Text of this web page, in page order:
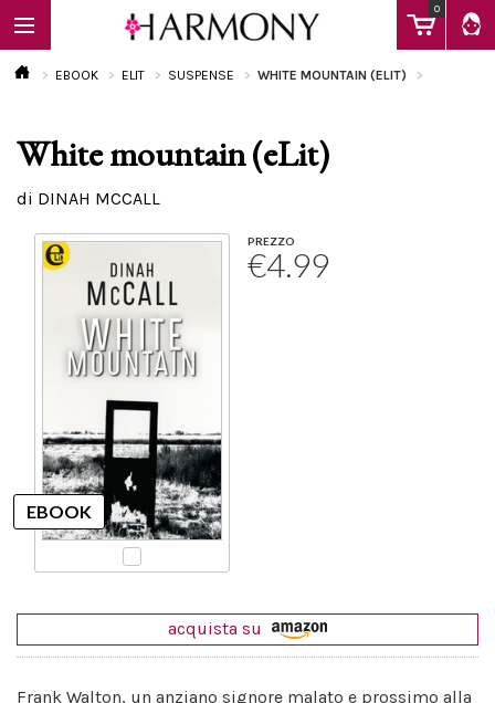
0
EBOOK
EBOOK ELIT SUSPENSE WHITE MOUNTAIN (ELIT)
White mountain (eLit)
di DINAH MCCALL
PREZZO
€4.99
acquista su
Frank Walton, un anziano signore malato e prossimo alla